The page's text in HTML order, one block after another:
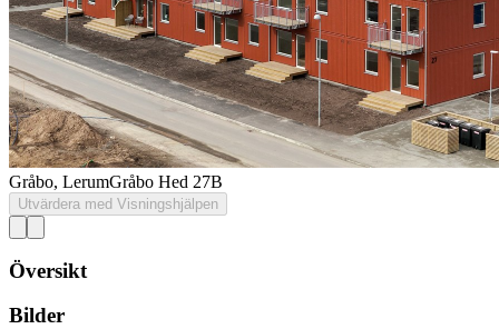
Gråbo, LerumGråbo Hed 27B
Utvärdera med Visningshjälpen
Översikt
Bilder